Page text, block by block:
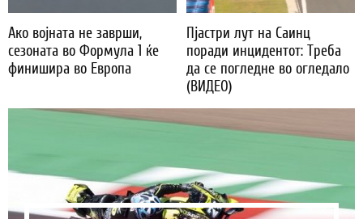
Ако војната не заврши,
сезоната во Формула 1 ќе
финишира во Европа
Пјастри лут на Саинц
поради инцидентот: Треба
да се погледне во огледало
(ВИДЕО)